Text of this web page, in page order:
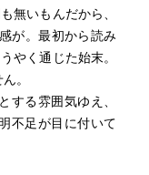
無いもんだから、
が。最初から読み
やく通じた始末。
。
する雰囲気ゆえ、
不足が目に付いて